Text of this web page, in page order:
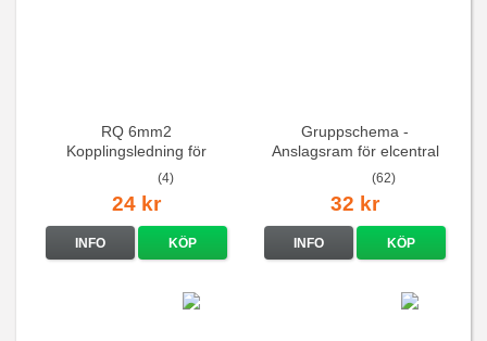
RQ 6mm2
Kopplingsledning för
elcentraler mm
(4)
24 kr
INFO KÖP
Gruppschema -
Anslagsram för elcentral
(62)
32 kr
INFO KÖP